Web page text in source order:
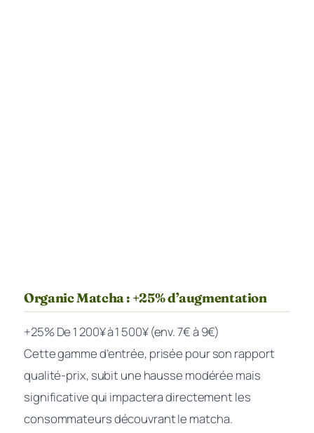
Organic Matcha : +25% d’augmentation
+25% De 1 200¥ à 1 500¥ (env. 7€ à 9€)
Cette gamme d’entrée, prisée pour son rapport
qualité-prix, subit une hausse modérée mais
significative qui impactera directement les
consommateurs découvrant le matcha.